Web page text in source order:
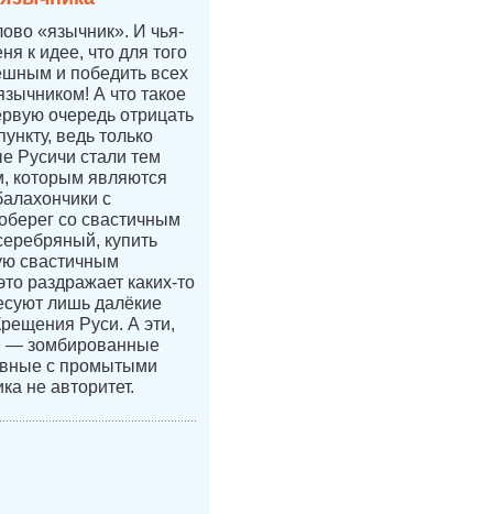
«язычник». И чья-
к идее, что для того
и победить всех
А что такое
очередь отрицать
ведь только
Русичи стали тем
которым являются
с
со свастичным
купить
свастичным
раздражает каких-то
лишь далёкие
Руси. А эти,
— зомбированные
с промытыми
не авторитет.